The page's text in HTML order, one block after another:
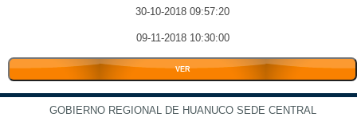
30-10-2018 09:57:20
09-11-2018 10:30:00
VER
GOBIERNO REGIONAL DE HUANUCO SEDE CENTRAL